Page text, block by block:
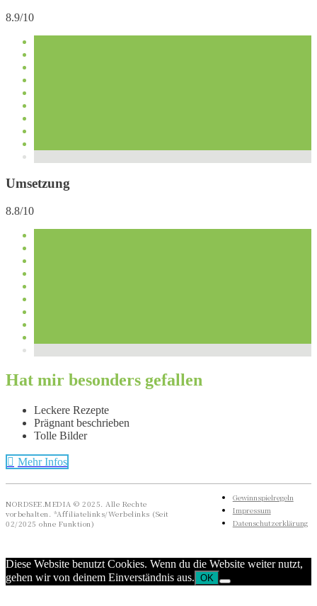
8.9/10
Umsetzung
8.8/10
Hat mir besonders gefallen
Leckere Rezepte
Prägnant beschrieben
Tolle Bilder
Mehr Infos
NORDSEE.MEDIA © 2025. Alle Rechte
vorbehalten. *Affiliatelinks/Werbelinks (Seit
02/2025 ohne Funktion)
Gewinnspielregeln
Impressum
Datenschutzerklärung
Diese Website benutzt Cookies. Wenn du die Website weiter nutzt,
gehen wir von deinem Einverständnis aus. OK